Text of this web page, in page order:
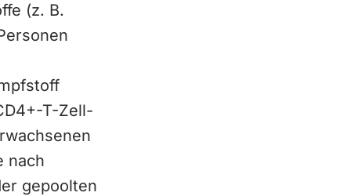
(z. B.
T-Zell-
nach
gepoolten